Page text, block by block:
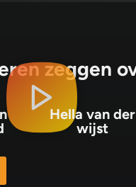
zeggen
Hella van der
wijst